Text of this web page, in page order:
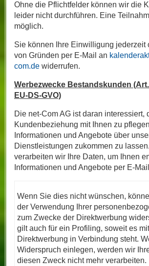
Ohne die Pflichtfelder können wir die
leider nicht durchführen. Eine
möglich.
Sie können Ihre Einwilligung jederzeit
von Gründen per E-Mail an
com.dewiderrufen.
Werbezwecke Bestandskunden
EU-DS-GVO)
Die net-Com AG ist daran interessiert,
Kundenbeziehung mit Ihnen zu
Informationen und Angebote über
Dienstleistungen zukommen zu
verarbeiten wir Ihre Daten, um Ihnen
Informationen und Angebote per E-
Wenn Sie dies nicht wünschen,
der Verwendung Ihrer
zum Zwecke der Direktwerbung
gilt auch für ein Profiling, soweit es
Direktwerbung in Verbindung steht.
Widerspruch einlegen, werden wir
diesen Zweck nicht mehr verarbeiten.